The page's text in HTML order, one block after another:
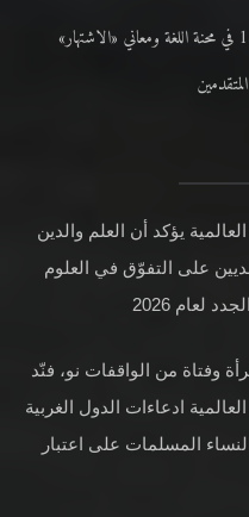
يؤكد أن العلم والدين
على التفوّق في العلوم
لعام 2026
أمام أكثر من 1700 امرأة وفتاة من الواقفات نو، فنّد
ادعاءات الدول الغربية
المسلمات على اعتبار